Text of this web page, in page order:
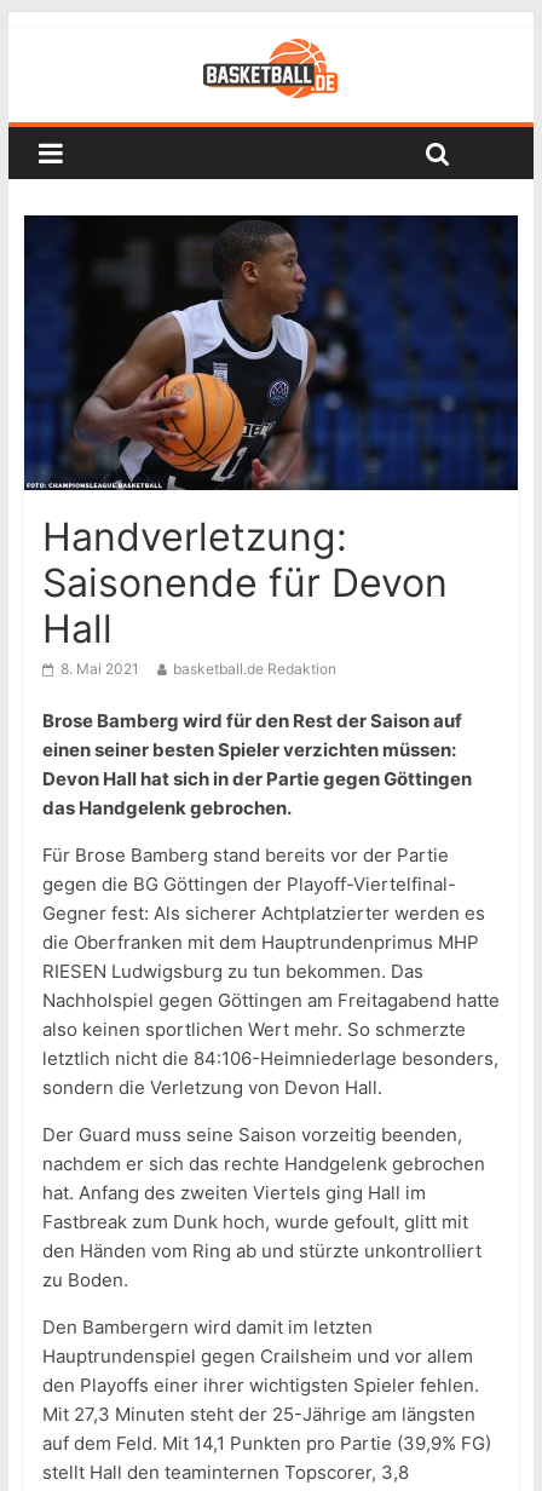
Handverletzung:
Saisonende für Devon
Hall
8. Mai 2021 basketball.de Redaktion
Brose Bamberg wird für den Rest der Saison auf
einen seiner besten Spieler verzichten müssen:
Devon Hall hat sich in der Partie gegen Göttingen
das Handgelenk gebrochen.
Für Brose Bamberg stand bereits vor der Partie
gegen die BG Göttingen der Playoff-Viertelfinal-
Gegner fest: Als sicherer Achtplatzierter werden es
die Oberfranken mit dem Hauptrundenprimus MHP
RIESEN Ludwigsburg zu tun bekommen. Das
Nachholspiel gegen Göttingen am Freitagabend hatte
also keinen sportlichen Wert mehr. So schmerzte
letztlich nicht die 84:106-Heimniederlage besonders,
sondern die Verletzung von Devon Hall.
Der Guard muss seine Saison vorzeitig beenden,
nachdem er sich das rechte Handgelenk gebrochen
hat. Anfang des zweiten Viertels ging Hall im
Fastbreak zum Dunk hoch, wurde gefoult, glitt mit
den Händen vom Ring ab und stürzte unkontrolliert
zu Boden.
Den Bambergern wird damit im letzten
Hauptrundenspiel gegen Crailsheim und vor allem
den Playoffs einer ihrer wichtigsten Spieler fehlen.
Mit 27,3 Minuten steht der 25-Jährige am längsten
auf dem Feld. Mit 14,1 Punkten pro Partie (39,9% FG)
stellt Hall den teaminternen Topscorer, 3,8